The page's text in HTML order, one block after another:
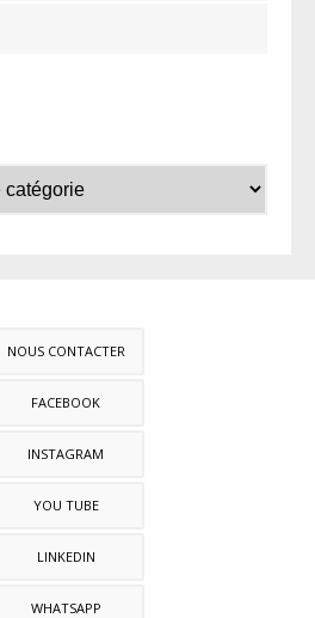
NOUS CONTACTER
FACEBOOK
INSTAGRAM
YOU TUBE
LINKEDIN
WHATSAPP